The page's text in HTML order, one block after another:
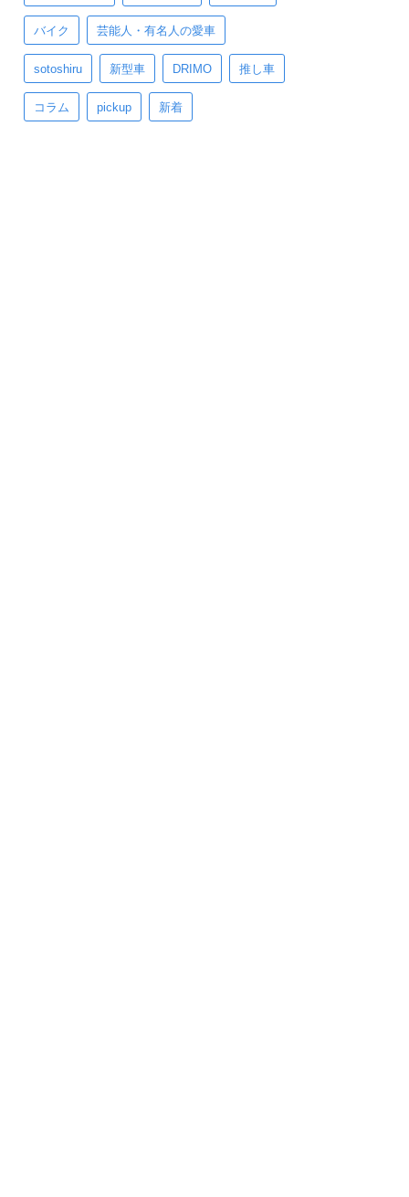
バイク 芸能人・有名人の愛車
sotoshiru 新型車 DRIMO 推し車
コラム pickup 新着